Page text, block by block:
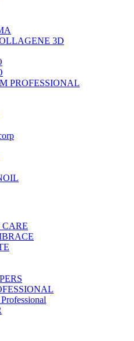
3D
PROFESSIONAL